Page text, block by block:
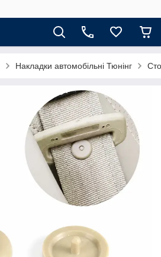
Накладки автомобільні Тюнінг